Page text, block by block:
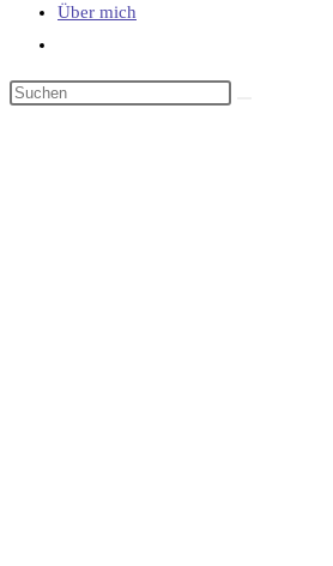
Über mich
umschalten